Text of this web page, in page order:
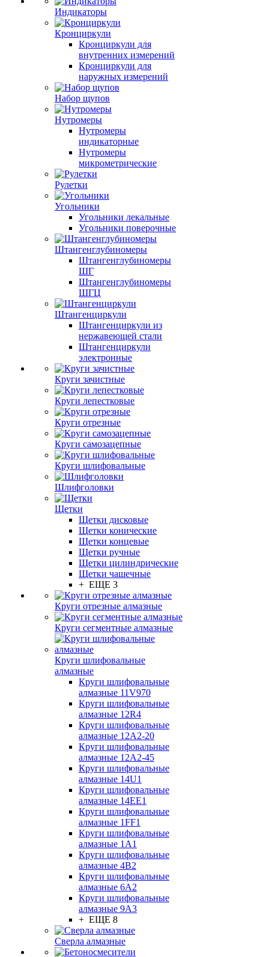
Индикаторы
Кронциркули
Кронциркули для
внутренних измерений
Кронциркули для
наружных измерений
Набор щупов
Нутромеры
Нутромеры
индикаторные
Нутромеры
микрометрические
Рулетки
Угольники
Угольники лекальные
Угольники поверочные
Штангенглубиномеры
Штангенглубиномеры
ШГ
Штангенглубиномеры
ШГЦ
Штангенциркули
Штангенциркули из
нержавеющей стали
Штангенциркули
электронные
Круги зачистные
Круги лепестковые
Круги отрезные
Круги самозацепные
Круги шлифовальные
Шлифголовки
Щетки
Щетки дисковые
Щетки конические
Щетки концевые
Щетки ручные
Щетки цилиндрические
Щетки чашечные
+ ЕЩЕ 3
Круги отрезные алмазные
Круги сегментные алмазные
Круги шлифовальные
алмазные
Круги шлифовальные
алмазные 11V970
Круги шлифовальные
алмазные 12R4
Круги шлифовальные
алмазные 12А2-20
Круги шлифовальные
алмазные 12А2-45
Круги шлифовальные
алмазные 14U1
Круги шлифовальные
алмазные 14ЕЕ1
Круги шлифовальные
алмазные 1FF1
Круги шлифовальные
алмазные 1А1
Круги шлифовальные
алмазные 4В2
Круги шлифовальные
алмазные 6A2
Круги шлифовальные
алмазные 9А3
+ ЕЩЕ 8
Сверла алмазные